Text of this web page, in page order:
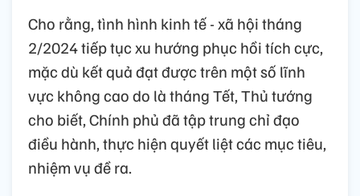
Cho rằng, tình hình kinh tế - xã hội tháng
2/2024 tiếp tục xu hướng phục hồi tích cực,
mặc dù kết quả đạt được trên một số lĩnh
vực không cao do là tháng Tết, Thủ tướng
cho biết, Chính phủ đã tập trung chỉ đạo
điều hành, thực hiện quyết liệt các mục tiêu,
nhiệm vụ đề ra.